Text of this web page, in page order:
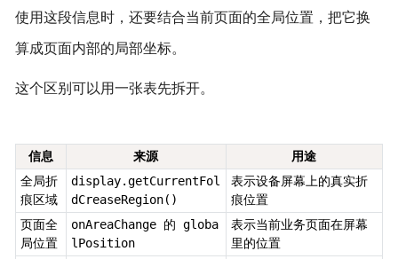
使用这段信息时，还要结合当前页面的全局位置，把它换
算成页面内部的局部坐标。
这个区别可以用一张表先拆开。
信息 来源
用途
全局折
痕区域
display.getCurrentFol
dCreaseRegion()
表示设备屏幕上的真实折
痕位置
页面全
局位置
onAreaChange 的 globa
lPosition
表示当前业务页面在屏幕
里的位置